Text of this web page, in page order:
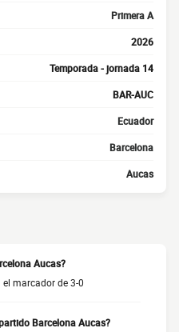
Primera A
2026
Temporada - jornada 14
BAR-AUC
Ecuador
Barcelona
Aucas
Aucas?
marcador de 3-0
Barcelona Aucas?